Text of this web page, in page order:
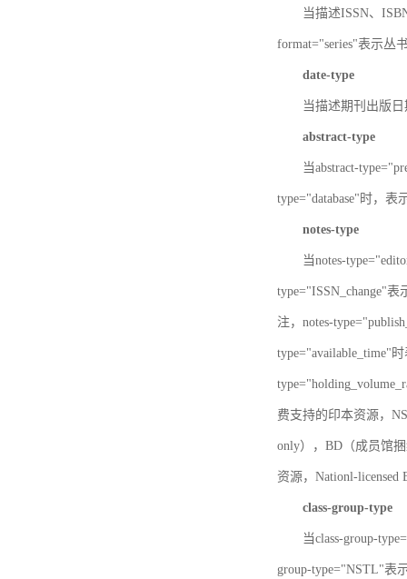
当描述ISSN、
format="series"表示丛
date-type
当描述期刊出版日
abstract-type
当abstract-
type="database"时，表
notes-type
当notes-
type="ISSN_change"
注，notes-
type="available_time"
费支持的印本资源，
only），BD（成员馆
资源，Nationl-licensed
class-group-type
当class-group-
group-type="NSTL"表